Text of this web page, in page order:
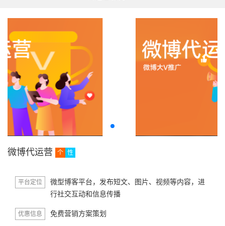
微博代运营 个 性
平台定位
微型博客平台，发布短文、图片、视频等内容，进
行社交互动和信息传播
优惠信息 免费营销方案策划